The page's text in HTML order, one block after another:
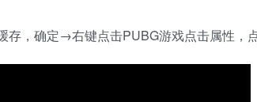
，确定→右键点击PUBG游戏点击属性，